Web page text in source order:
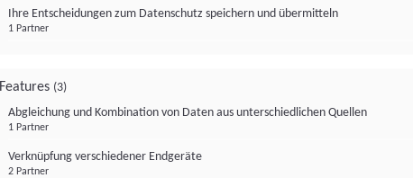
Ihre Entscheidungen zum Datenschutz speichern und übermitteln
1 Partner
Features (3)
Abgleichung und Kombination von Daten aus unterschiedlichen Quellen
1 Partner
Verknüpfung verschiedener Endgeräte
2 Partner